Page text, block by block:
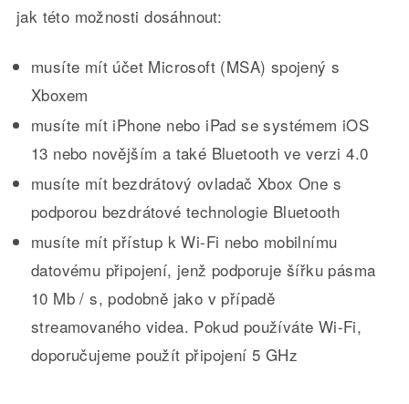
jak této možnosti dosáhnout:
musíte mít účet Microsoft (MSA) spojený s
Xboxem
musíte mít iPhone nebo iPad se systémem iOS
13 nebo novějším a také Bluetooth ve verzi 4.0
musíte mít bezdrátový ovladač Xbox One s
podporou bezdrátové technologie Bluetooth
musíte mít přístup k Wi-Fi nebo mobilnímu
datovému připojení, jenž podporuje šířku pásma
10 Mb / s, podobně jako v případě
streamovaného videa. Pokud používáte Wi-Fi,
doporučujeme použít připojení 5 GHz